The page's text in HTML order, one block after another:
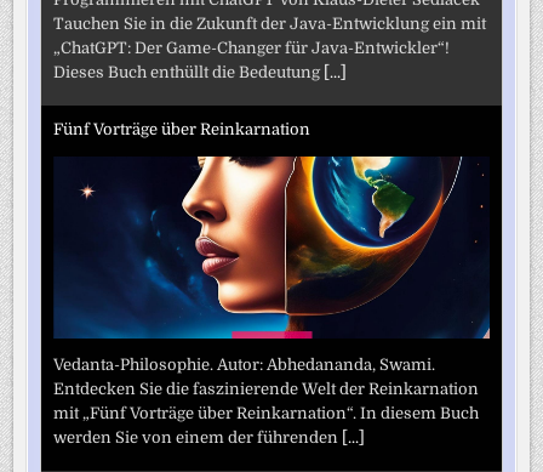
Tauchen Sie in die Zukunft der Java-Entwicklung ein mit
„ChatGPT: Der Game-Changer für Java-Entwickler“!
Dieses Buch enthüllt die Bedeutung [...]
Fünf Vorträge über Reinkarnation
Vedanta-Philosophie. Autor: Abhedananda, Swami.
Entdecken Sie die faszinierende Welt der Reinkarnation
mit „Fünf Vorträge über Reinkarnation“. In diesem Buch
werden Sie von einem der führenden [...]